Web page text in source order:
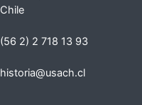
Chile
(56 2) 2 718 13 93
historia@usach.cl